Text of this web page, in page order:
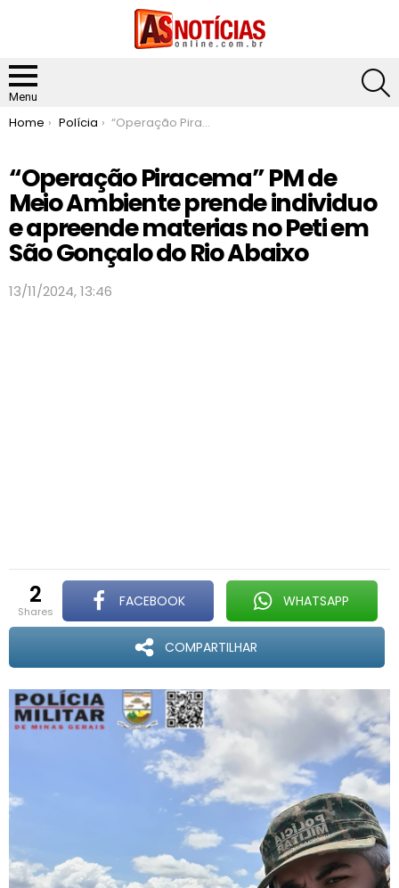
Menu
You are here:
Home Polícia “Operação Piracema” PM de Meio Ambiente prende individuo e apreende materias no Peti em São Gonçalo do Rio Abaixo
“Operação Piracema” PM de
Meio Ambiente prende individuo
e apreende materias no Peti em
São Gonçalo do Rio Abaixo
13/11/2024, 13:46
2
shares
FACEBOOK WHATSAPP
COMPARTILHAR